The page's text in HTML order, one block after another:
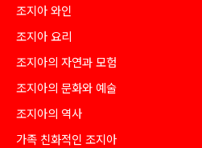
조지아 와인
조지아 요리
조지아의 자연과 모험
조지아의 문화와 예술
조지아의 역사
가족 친화적인 조지아